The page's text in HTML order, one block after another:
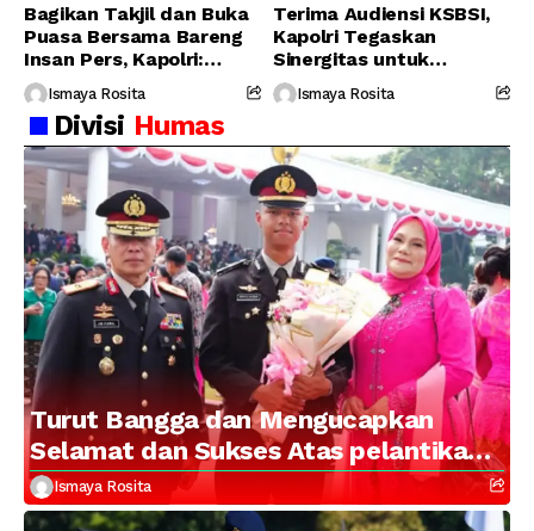
Bagikan Takjil dan Buka
Puasa Bersama Bareng
Insan Pers, Kapolri:
Suara Media Suara
Publik
Ismaya Rosita
Terima Audiensi KSBSI,
Kapolri Tegaskan
Sinergitas untuk
Perjuangkan Hak Buruh
Ismaya Rosita
Divisi Humas
Turut Bangga dan Mengucapkan
Selamat dan Sukses Atas pelantikan
Putra Brigjen Pol Drs, A.M Kamal.
Sebagai Perwira Polri Lulusan AKPOL
Ismaya Rosita